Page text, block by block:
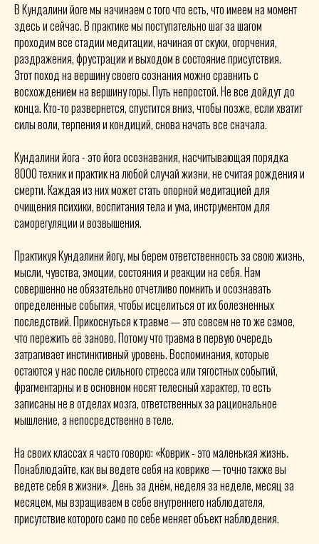
В Кундалини йоге мы начинаем с того что есть, что имеем на момент
здесь и сейчас. В практике мы поступательно шаг за шагом
проходим все стадии медитации, начиная от скуки, огорчения,
раздражения, фрустрации и выходом в состояние присутствия.
Этот поход на вершину своего сознания можно сравнить с
восхождением на вершину горы. Путь непростой. Не все дойдут до
конца. Кто-то развернется, спустится вниз, чтобы позже, если хватит
силы воли, терпения и кондиций, снова начать все сначала.
Кундалини йога - это йога осознавания, насчитывающая порядка
8000 техник и практик на любой случай жизни, не считая рождения и
смерти. Каждая из них может стать опорной медитацией для
очищения психики, воспитания тела и ума, инструментом для
саморегуляции и возвышения.
Практикуя Кундалини йогу, мы берем ответственность за свою жизнь,
мысли, чувства, эмоции, состояния и реакции на себя. Нам
совершенно не обязательно отчетливо помнить и осознавать
определенные события, чтобы исцелиться от их болезненных
последствий. Прикоснуться к травме — это совсем не то же самое,
что пережить её заново. Потому что травма в первую очередь
затрагивает инстинктивный уровень. Воспоминания, которые
остаются у нас после сильного стресса или тягостных событий,
фрагментарны и в основном носят телесный характер, то есть
записаны не в отделах мозга, ответственных за рациональное
мышление, а непосредственно в теле.
На своих классах я часто говорю: «Коврик - это маленькая жизнь.
Понаблюдайте, как вы ведете себя на коврике — точно также вы
ведете себя в жизни». День за днём, неделя за неделе, месяц за
месяцем, мы взращиваем в себе внутреннего наблюдателя,
присутствие которого само по себе меняет объект наблюдения.